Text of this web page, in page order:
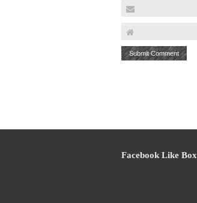
Facebook Like Box